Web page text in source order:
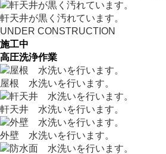
軒天井が黒く汚れています。
UNDER CONSTRUCTION
施工中
高圧洗浄作業
屋根 水洗いを行います。
軒天井 水洗いを行います。
外壁 水洗いを行います。